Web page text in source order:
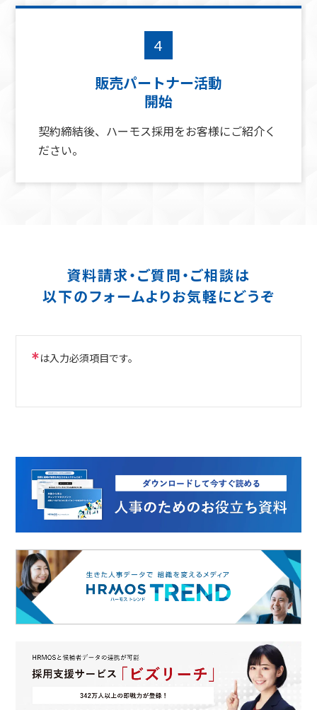
4
販売パートナー活動
開始
契約締結後、ハーモス採用をお客様にご紹介く
ださい。
資料請求・ご質問・ご相談は
以下のフォームよりお気軽にどうぞ
*は入力必須項目です。